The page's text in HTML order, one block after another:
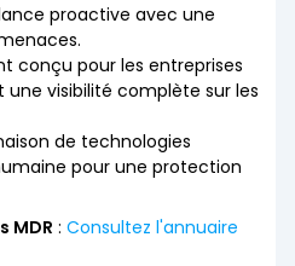
proactive avec une
conçu pour les entreprises
visibilité complète sur les
de technologies
pour une protection
MDR : Consultez l'annuaire